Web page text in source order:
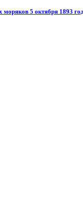
моряков 5 октября 1893